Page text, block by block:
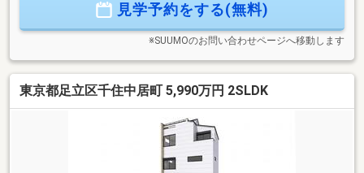
さい。周辺環境やその他の物件情報も含めてご提案させて頂
きますので是非一度ご相談下さいませ。
見学予約をする(無料)
※SUUMOのお問い合わせページへ移動します
東京都足立区千住中居町 5,990万円 2SLDK